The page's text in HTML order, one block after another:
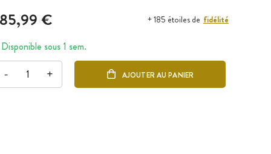
€ + 185 étoiles de fidélité
Disponible sous 1 sem.
- + AJOUTER AU PANIER